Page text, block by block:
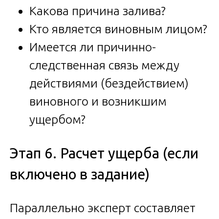
Какова причина залива?
Кто является виновным лицом?
Имеется ли причинно-
следственная связь между
действиями (бездействием)
виновного и возникшим
ущербом?
Этап 6. Расчет ущерба (если
включено в задание)
Параллельно эксперт составляет